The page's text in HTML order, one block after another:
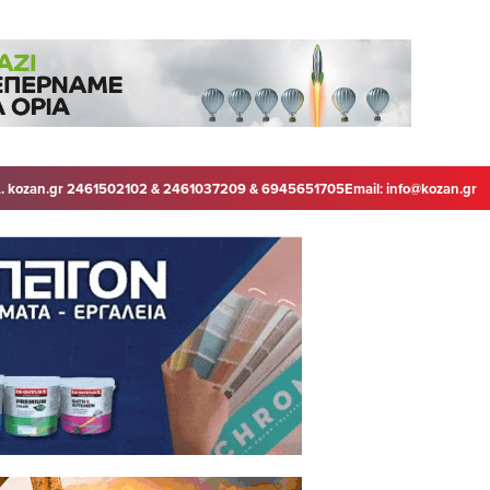
kozan.gr 2461502102 & 2461037209 & 6945651705Email:info@kozan.gr